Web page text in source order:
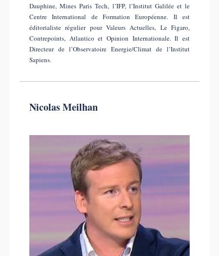
Dauphine, Mines Paris Tech, l’IFP, l’Institut Galilée et le
Centre International de Formation Européenne. Il est
éditorialiste régulier pour Valeurs Actuelles, Le Figaro,
Contrepoints, Atlantico et Opinion Internationale. Il est
Directeur de l’Observatoire Energie/Climat de l’Institut
Sapiens.
Nicolas Meilhan